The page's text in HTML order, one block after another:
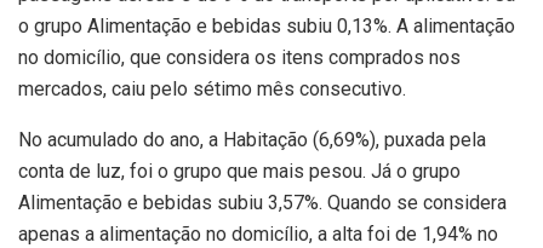
o grupo Alimentação e bebidas subiu 0,13%. A alimentação
no domicílio, que considera os itens comprados nos
mercados, caiu pelo sétimo mês consecutivo.
No acumulado do ano, a Habitação (6,69%), puxada pela
conta de luz, foi o grupo que mais pesou. Já o grupo
Alimentação e bebidas subiu 3,57%. Quando se considera
apenas a alimentação no domicílio, a alta foi de 1,94% no